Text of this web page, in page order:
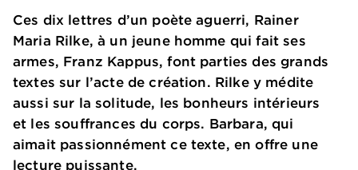
Ces dix lettres d’un poète aguerri, Rainer
Maria Rilke, à un jeune homme qui fait ses
armes, Franz Kappus, font parties des grands
textes sur l’acte de création. Rilke y médite
aussi sur la solitude, les bonheurs intérieurs
et les souffrances du corps. Barbara, qui
aimait passionnément ce texte, en offre une
lecture puissante.